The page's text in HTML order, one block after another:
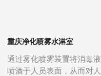
重庆净化喷雾水淋室
通过雾化喷雾装置将消毒液
喷酒于人员表面，从而对人